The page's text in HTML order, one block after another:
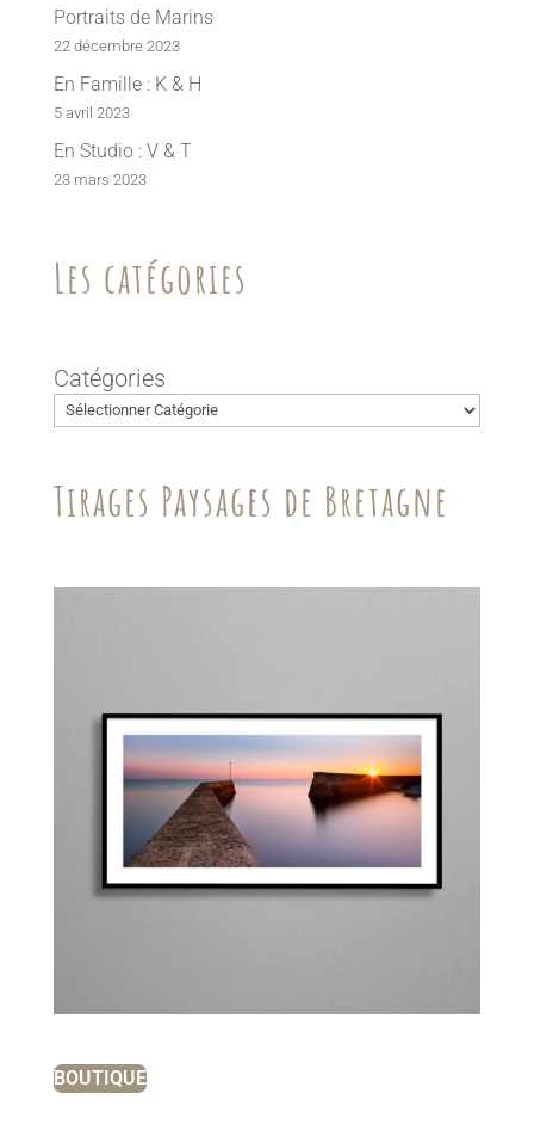
Portraits de Marins
22 décembre 2023
En Famille : K & H
5 avril 2023
En Studio : V & T
23 mars 2023
Les catégories
Catégories
Tirages Paysages de Bretagne
BOUTIQUE